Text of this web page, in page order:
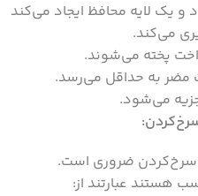
یک لایه محافظ ایجاد می‌کند
می‌کند.
پخته می‌شوند.
مضر به حداقل می‌رسد.
می‌شود.
سرخ‌کردن ضروری است.
هستند عبارتند از: